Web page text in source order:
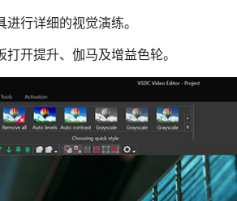
行详细的视觉演练。
打开提升、伽马及增益色轮。